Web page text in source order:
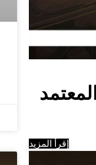
إقرأ المزيد